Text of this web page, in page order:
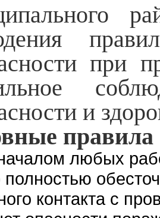
при
и
любых
полностью
контакта с